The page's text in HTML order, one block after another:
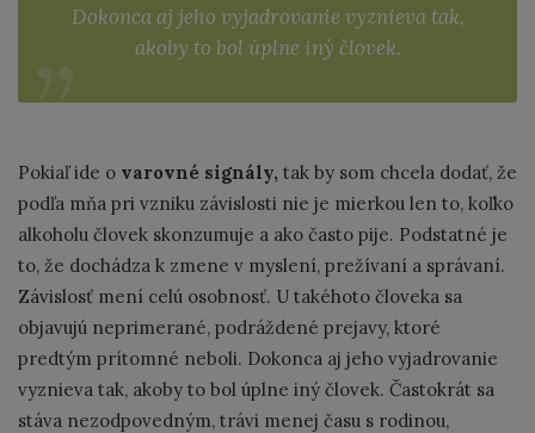
Dokonca aj jeho vyjadrovanie vyznieva tak,
akoby to bol úplne iný človek.
Pokiaľ ide o varovné signály, tak by som chcela dodať, že
podľa mňa pri vzniku závislosti nie je mierkou len to, koľko
alkoholu človek skonzumuje a ako často pije. Podstatné je
to, že dochádza k zmene v myslení, prežívaní a správaní.
Závislosť mení celú osobnosť. U takéhoto človeka sa
objavujú neprimerané, podráždené prejavy, ktoré
predtým prítomné neboli. Dokonca aj jeho vyjadrovanie
vyznieva tak, akoby to bol úplne iný človek. Častokrát sa
stáva nezodpovedným, trávi menej času s rodinou,